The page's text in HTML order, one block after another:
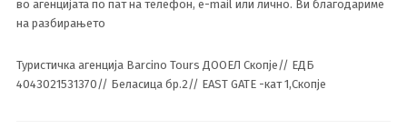
во агенцијата по пат на телефон, e-mail или лично. Ви благодариме
на разбирањето
Туристичка агенција Barcino Tours ДООЕЛ Скопје// ЕДБ
4043021531370// Беласица бр.2// EAST GATE -кат 1,Скопје